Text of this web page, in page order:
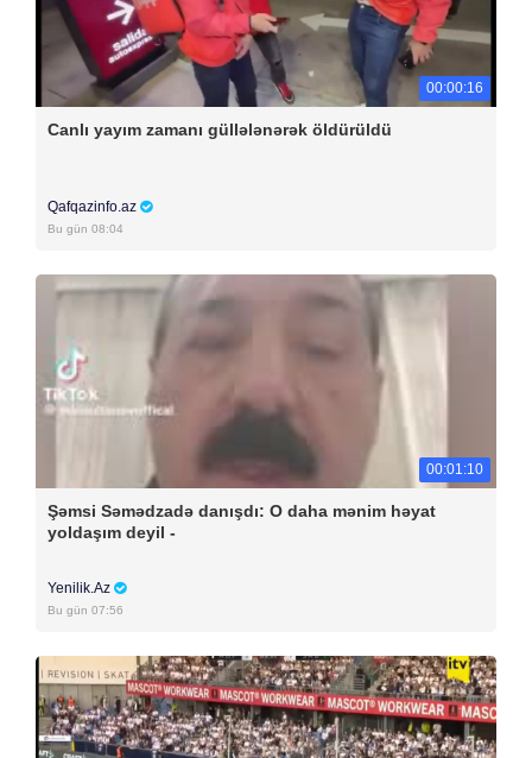
00:00:16
Canlı yayım zamanı güllələnərək öldürüldü
Qafqazinfo.az
Bu gün 08:04
00:01:10
Şəmsi Səmədzadə danışdı: O daha mənim həyat
yoldaşım deyil -
Yenilik.Az
Bu gün 07:56